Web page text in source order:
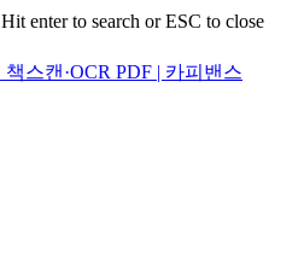
Hit enter to search or ESC to close